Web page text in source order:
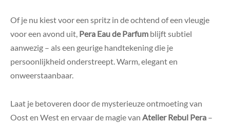
Of je nu kiest voor een spritz in de ochtend of een vleugje
voor een avond uit, Pera Eau de Parfum blijft subtiel
aanwezig – als een geurige handtekening die je
persoonlijkheid onderstreept. Warm, elegant en
onweerstaanbaar.
Laat je betoveren door de mysterieuze ontmoeting van
Oost en West en ervaar de magie van Atelier Rebul Pera –